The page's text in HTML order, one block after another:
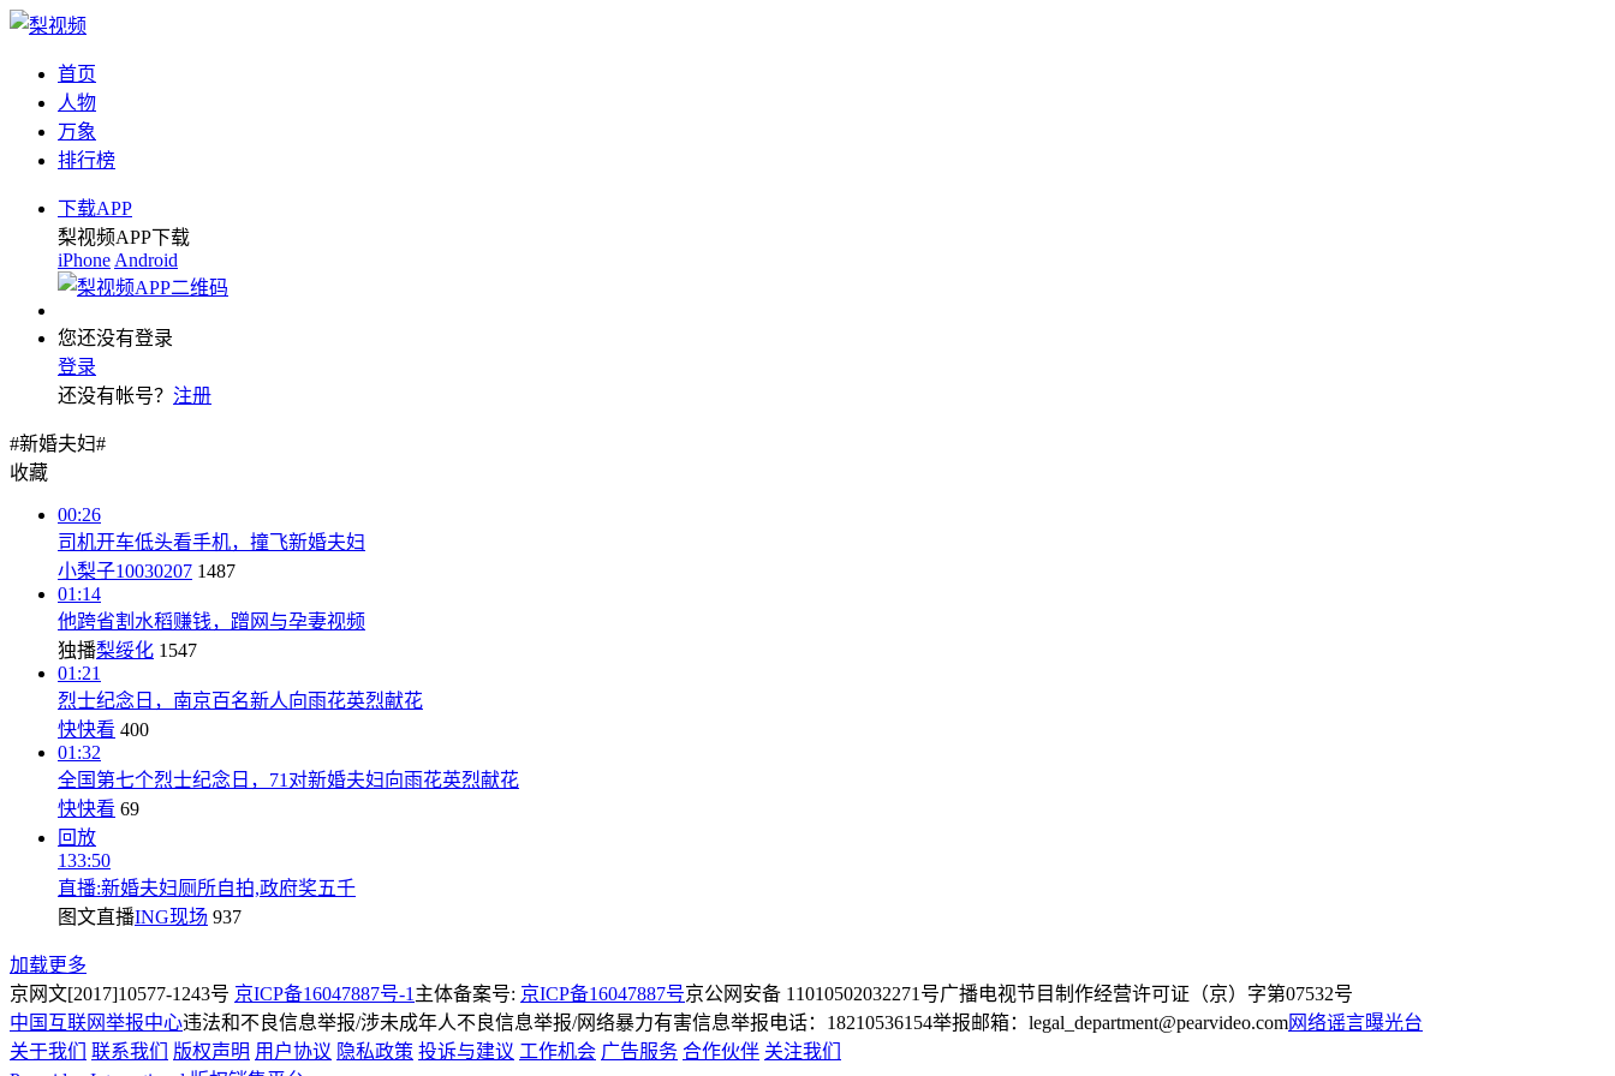
首页
人物
万象
排行榜
下载APP
梨视频APP下载
iPhone Android
您还没有登录
登录
还没有帐号？ 注册
#新婚夫妇#
收藏
00:26
司机开车低头看手机，撞飞新婚夫妇
小梨子10030207 1487
01:14
他跨省割水稻赚钱，蹭网与孕妻视频
独播梨绥化 1547
01:21
烈士纪念日，南京百名新人向雨花英烈献花
快快看 400
01:32
全国第七个烈士纪念日，71对新婚夫妇向雨花英烈献花
快快看 69
回放
133:50
直播:新婚夫妇厕所自拍,政府奖五千
图文直播ING现场 937
加载更多
京网文[2017]10577-1243号 京ICP备16047887号-1 主体备案号: 京ICP备16047887号京公网安备 11010502032271号广播电视节目制作经营许可证（京）字第07532号
中国互联网举报中心违法和不良信息举报/涉未成年人不良信息举报/网络暴力有害信息举报电话：18210536154举报邮箱：legal_department@pearvideo.com网络谣言曝光台
关于我们
联系我们 版权声明 用户协议 隐私政策 投诉与建议 工作机会 广告服务 合作伙伴 关注我们